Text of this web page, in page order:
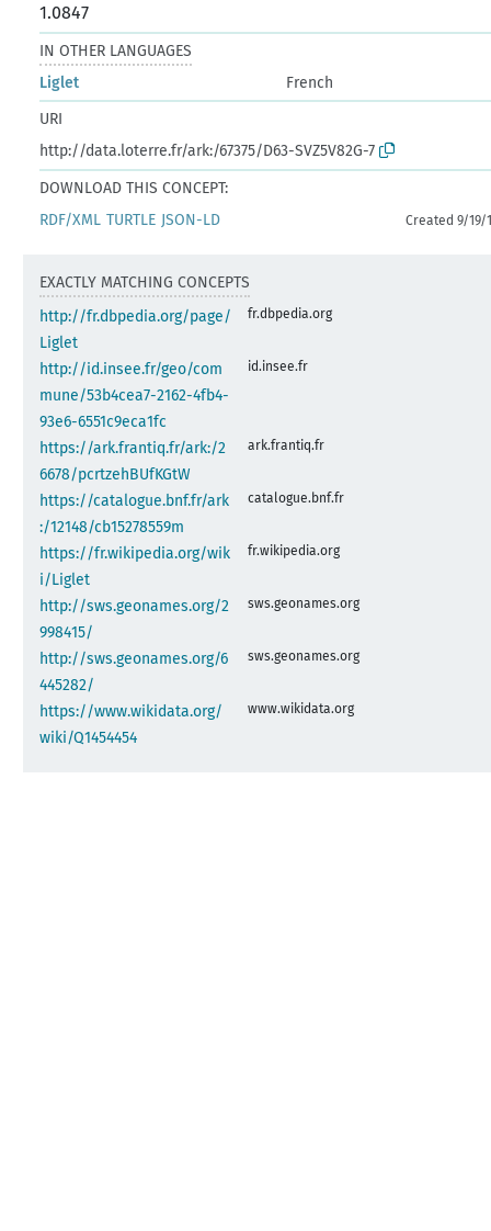
1.0847
IN OTHER LANGUAGES
Liglet
French
URI
http://data.loterre.fr/ark:/67375/D63-SVZ5V82G-7
DOWNLOAD THIS CONCEPT:
RDF/XML TURTLE JSON-LD Created 9/19/
EXACTLY MATCHING CONCEPTS
http://fr.dbpedia.org/page/
Liglet
fr.dbpedia.org
http://id.insee.fr/geo/com
mune/53b4cea7-2162-4fb4-
93e6-6551c9eca1fc
id.insee.fr
https://ark.frantiq.fr/ark:/2
6678/pcrtzehBUfKGtW
ark.frantiq.fr
https://catalogue.bnf.fr/ark
:/12148/cb15278559m
catalogue.bnf.fr
https://fr.wikipedia.org/wik
i/Liglet
fr.wikipedia.org
http://sws.geonames.org/2
998415/
sws.geonames.org
http://sws.geonames.org/6
445282/
sws.geonames.org
https://www.wikidata.org/
wiki/Q1454454
www.wikidata.org